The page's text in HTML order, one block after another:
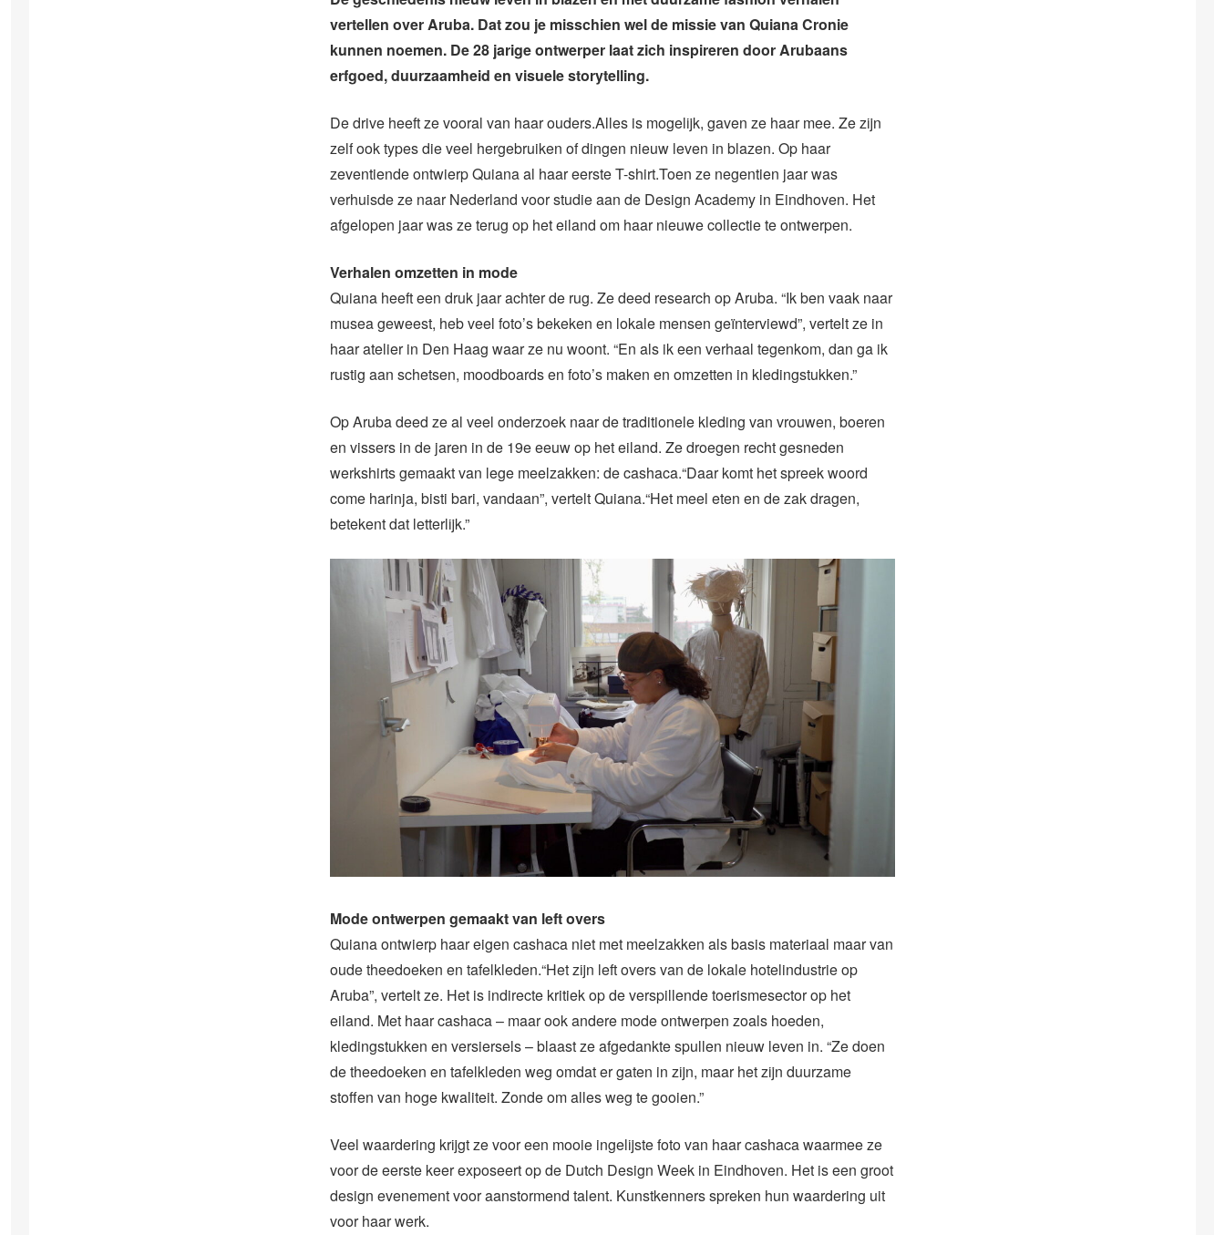
vertellen over Aruba. Dat zou je misschien wel de missie van Quiana Cronie
kunnen noemen. De 28 jarige ontwerper laat zich inspireren door Arubaans
erfgoed, duurzaamheid en visuele storytelling.
De drive heeft ze vooral van haar ouders.Alles is mogelijk, gaven ze haar mee. Ze zijn
zelf ook types die veel hergebruiken of dingen nieuw leven in blazen. Op haar
zeventiende ontwierp Quiana al haar eerste T-shirt.Toen ze negentien jaar was
verhuisde ze naar Nederland voor studie aan de Design Academy in Eindhoven. Het
afgelopen jaar was ze terug op het eiland om haar nieuwe collectie te ontwerpen.
Verhalen omzetten in mode
Quiana heeft een druk jaar achter de rug. Ze deed research op Aruba. “Ik ben vaak naar
musea geweest, heb veel foto’s bekeken en lokale mensen geïnterviewd”, vertelt ze in
haar atelier in Den Haag waar ze nu woont. “En als ik een verhaal tegenkom, dan ga ik
rustig aan schetsen, moodboards en foto’s maken en omzetten in kledingstukken.”
Op Aruba deed ze al veel onderzoek naar de traditionele kleding van vrouwen, boeren
en vissers in de jaren in de 19e eeuw op het eiland. Ze droegen recht gesneden
werkshirts gemaakt van lege meelzakken: de cashaca.“Daar komt het spreek woord
come harinja, bisti bari, vandaan”, vertelt Quiana.“Het meel eten en de zak dragen,
betekent dat letterlijk.”
Mode ontwerpen gemaakt van left overs
Quiana ontwierp haar eigen cashaca niet met meelzakken als basis materiaal maar van
oude theedoeken en tafelkleden.“Het zijn left overs van de lokale hotelindustrie op
Aruba”, vertelt ze. Het is indirecte kritiek op de verspillende toerismesector op het
eiland. Met haar cashaca – maar ook andere mode ontwerpen zoals hoeden,
kledingstukken en versiersels – blaast ze afgedankte spullen nieuw leven in. “Ze doen
de theedoeken en tafelkleden weg omdat er gaten in zijn, maar het zijn duurzame
stoffen van hoge kwaliteit. Zonde om alles weg te gooien.”
Veel waardering krijgt ze voor een mooie ingelijste foto van haar cashaca waarmee ze
voor de eerste keer exposeert op de Dutch Design Week in Eindhoven. Het is een groot
design evenement voor aanstormend talent. Kunstkenners spreken hun waardering uit
voor haar werk.